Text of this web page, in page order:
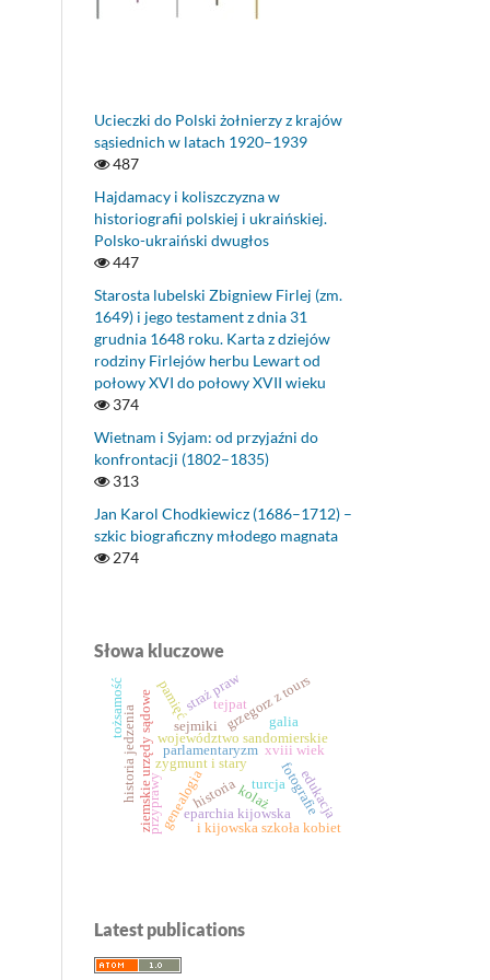
Ucieczki do Polski żołnierzy z krajów
sąsiednich w latach 1920–1939
487
Hajdamacy i koliszczyzna w
historiografii polskiej i ukraińskiej.
Polsko-ukraiński dwugłos
447
Starosta lubelski Zbigniew Firlej (zm.
1649) i jego testament z dnia 31
grudnia 1648 roku. Karta z dziejów
rodziny Firlejów herbu Lewart od
połowy XVI do połowy XVII wieku
374
Wietnam i Syjam: od przyjaźni do
konfrontacji (1802–1835)
313
Jan Karol Chodkiewicz (1686–1712) –
szkic biograficzny młodego magnata
274
Słowa kluczowe
województwo sandomierskie
ziemskie urzędy sądowe sejmiki
parlamentaryzm xviii wiek
zygmunt i stary
genealogiahistoria
historia jedzenia
grzegorz z tours
galia
eparchia kijowska
i kijowska szkoła kobiet
przyprawy
tejpat
kolaż fotografie
turcja
pamięć
tożsamość straż praw
edukacja
Latest publications